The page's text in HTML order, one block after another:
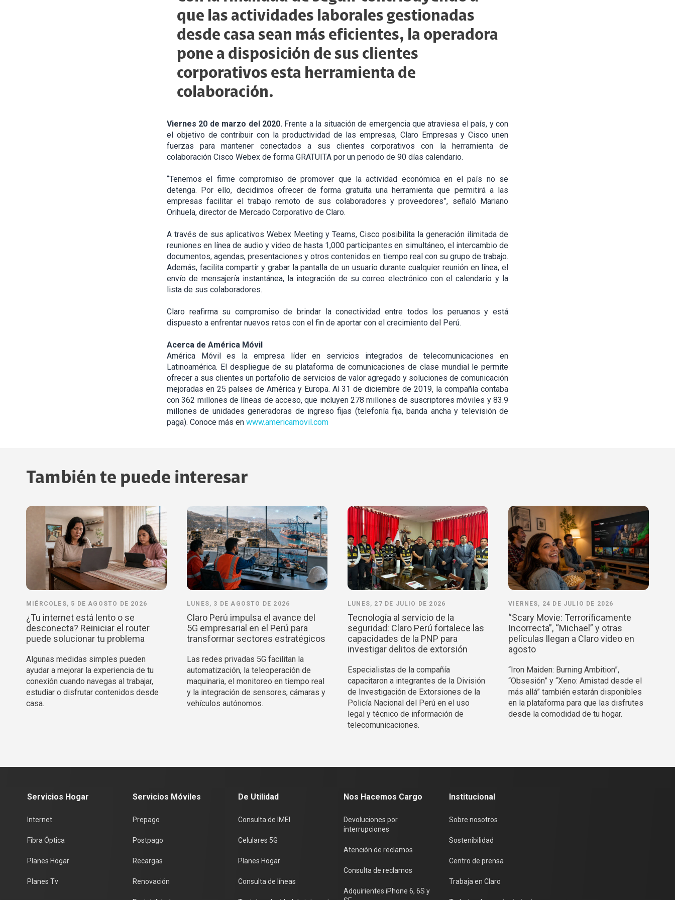
que las actividades laborales gestionadas
desde casa sean más eficientes, la operadora
pone a disposición de sus clientes
corporativos esta herramienta de
colaboración.
Viernes 20 de marzo del 2020. Frente a la situación de emergencia que atraviesa el país, y con
el objetivo de contribuir con la productividad de las empresas, Claro Empresas y Cisco unen
fuerzas para mantener conectados a sus clientes corporativos con la herramienta de
colaboración Cisco Webex de forma GRATUITA por un periodo de 90 días calendario.
“Tenemos el firme compromiso de promover que la actividad económica en el país no se
detenga. Por ello, decidimos ofrecer de forma gratuita una herramienta que permitirá a las
empresas facilitar el trabajo remoto de sus colaboradores y proveedores”, señaló Mariano
Orihuela, director de Mercado Corporativo de Claro.
A través de sus aplicativos Webex Meeting y Teams, Cisco posibilita la generación ilimitada de
reuniones en línea de audio y video de hasta 1,000 participantes en simultáneo, el intercambio de
documentos, agendas, presentaciones y otros contenidos en tiempo real con su grupo de trabajo.
Además, facilita compartir y grabar la pantalla de un usuario durante cualquier reunión en línea, el
envío de mensajería instantánea, la integración de su correo electrónico con el calendario y la
lista de sus colaboradores.
Claro reafirma su compromiso de brindar la conectividad entre todos los peruanos y está
dispuesto a enfrentar nuevos retos con el fin de aportar con el crecimiento del Perú.
Acerca de América Móvil
América Móvil es la empresa líder en servicios integrados de telecomunicaciones en
Latinoamérica. El despliegue de su plataforma de comunicaciones de clase mundial le permite
ofrecer a sus clientes un portafolio de servicios de valor agregado y soluciones de comunicación
mejoradas en 25 países de América y Europa. Al 31 de diciembre de 2019, la compañía contaba
con 362 millones de líneas de acceso, que incluyen 278 millones de suscriptores móviles y 83.9
millones de unidades generadoras de ingreso fijas (telefonía fija, banda ancha y televisión de
paga). Conoce más en www.americamovil.com
También te puede interesar
MIÉRCOLES, 5 DE AGOSTO DE 2026
¿Tu internet está lento o se
desconecta? Reiniciar el router
puede solucionar tu problema
Algunas medidas simples pueden
ayudar a mejorar la experiencia de tu
conexión cuando navegas al trabajar,
estudiar o disfrutar contenidos desde
casa.
LUNES, 3 DE AGOSTO DE 2026
Claro Perú impulsa el avance del
5G empresarial en el Perú para
transformar sectores estratégicos
Las redes privadas 5G facilitan la
automatización, la teleoperación de
maquinaria, el monitoreo en tiempo real
y la integración de sensores, cámaras y
vehículos autónomos.
LUNES, 27 DE JULIO DE 2026
Tecnología al servicio de la
seguridad: Claro Perú fortalece las
capacidades de la PNP para
investigar delitos de extorsión
Especialistas de la compañía
capacitaron a integrantes de la División
de Investigación de Extorsiones de la
Policía Nacional del Perú en el uso
legal y técnico de información de
telecomunicaciones.
VIERNES, 24 DE JULIO DE 2026
“Scary Movie: Terroríficamente
Incorrecta”, “Michael” y otras
películas llegan a Claro video en
agosto
“Iron Maiden: Burning Ambition”,
“Obsesión” y “Xeno: Amistad desde el
más allá” también estarán disponibles
en la plataforma para que las disfrutes
desde la comodidad de tu hogar.
Servicios Hogar
Internet
Fibra Óptica
Planes Hogar
Planes Tv
Servicios Móviles
Prepago
Postpago
Recargas
Renovación
De Utilidad
Consulta de IMEI
Celulares 5G
Planes Hogar
Consulta de líneas
Nos Hacemos Cargo
Devoluciones por
interrupciones
Atención de reclamos
Consulta de reclamos
Adquirientes iPhone 6, 6S y
Institucional
Sobre nosotros
Sostenibilidad
Centro de prensa
Trabaja en Claro